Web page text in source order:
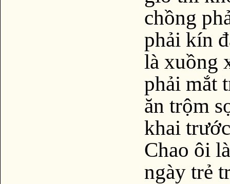
chồng
phải kín
là xuồng
phải mắt
ăn trộm
khai
Chao ôi
ngày trẻ